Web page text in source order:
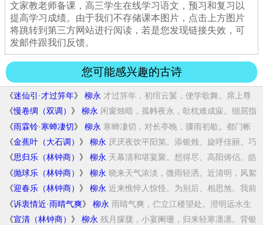
文家教老师备课，高三学生在线学习语文，预习和复习以
提高学习成绩。由于我们不存储课本图片，点击上方图片
将跳转到第三方网站进行阅读，若是您发现链接失效，可
发邮件跟我们反馈。
您可能感兴趣的古诗
《迷仙引·才过笄年》 柳永 才过笄年，初绾云鬟，便学歌舞。席上尊
前，...
《慢卷绸（双调） 》 柳永 闲窗烛暗，孤帏夜永，欹枕难成寐。细屈指
寻...
《雨霖铃·寒蝉凄切》 柳永 寒蝉凄切，对长亭晚，骤雨初歇。都门帐
饮无...
《金蕉叶（大石调） 》 柳永 厌厌夜饮平阳第。添银烛、旋呼佳丽。巧
笑难...
《思归乐（林钟商） 》 柳永 天幕清和堪宴聚。想得尽、高阳俦侣。皓
齿善...
《抛球乐（林钟商） 》 柳永 晓来天气浓淡，微雨轻洒。近清明，风絮
巷陌...
《迎春乐（林钟商） 》 柳永 近来憔悴人惊怪。为别后、相思煞。我前
生、...
《诉衷情近·雨晴气爽》 柳永 雨睛气爽，伫立江楼望处。澄明远水生
光，重...
《宣清（林钟商） 》 柳永 残月朦胧，小宴阑珊，归来轻寒凛凛。背银